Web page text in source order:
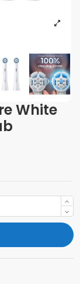
White